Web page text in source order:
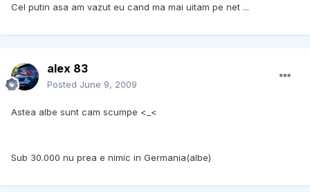
Cel putin asa am vazut eu cand ma mai uitam pe net ...
alex 83
Posted June 9, 2009
Astea albe sunt cam scumpe <_<
Sub 30.000 nu prea e nimic in Germania(albe)